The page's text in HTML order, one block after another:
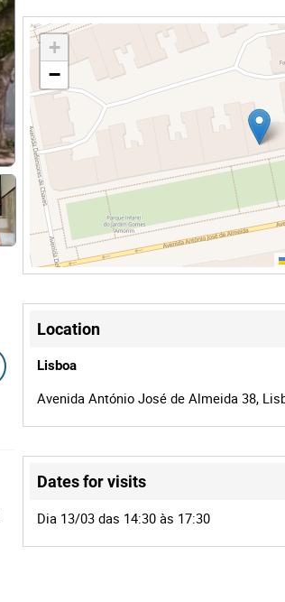
+
−
Location
Lisboa
Avenida António José de Almeida 38,
Dates for visits
Dia 13/03 das 14:30 às 17:30